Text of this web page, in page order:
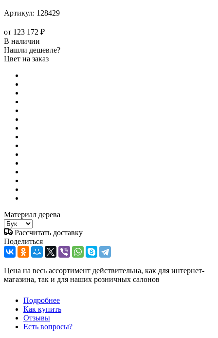
Артикул: 128429
от 123 172 ₽
В наличии
Нашли дешевле?
Цвет на заказ
Материал дерева
Рассчитать доставку
Поделиться
Цена на весь ассортимент действительна, как для интернет-
магазина, так и для наших розничных салонов
Подробнее
Как купить
Отзывы
Есть вопросы?